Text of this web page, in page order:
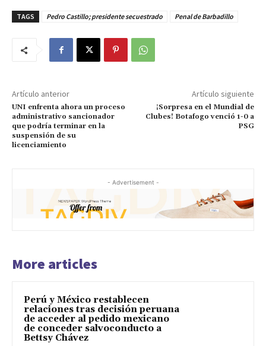
TAGS Pedro Castillo; presidente secuestrado Penal de Barbadillo
Artículo anterior
UNI enfrenta ahora un proceso
administrativo sancionador
que podría terminar en la
suspensión de su
licenciamiento
Artículo siguiente
¡Sorpresa en el Mundial de
Clubes! Botafogo venció 1-0 a
PSG
- Advertisement -
More articles
Perú y México restablecen
relaciones tras decisión peruana
de acceder al pedido mexicano
de conceder salvoconducto a
Bettsy Chávez